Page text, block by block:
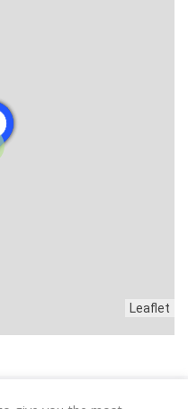
Leaflet